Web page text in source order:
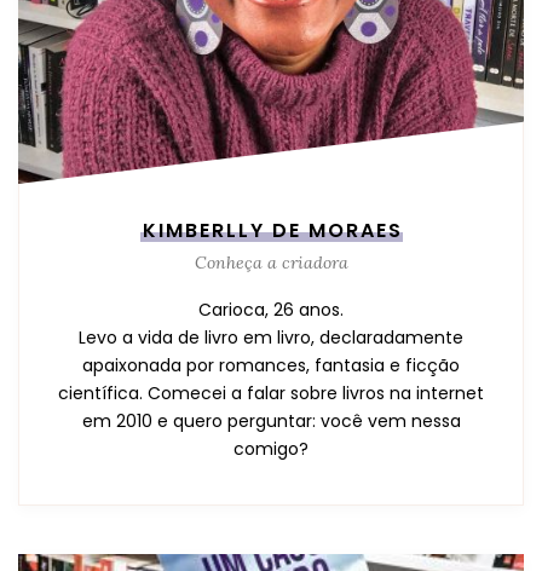
KIMBERLLY DE MORAES
Conheça a criadora
Carioca, 26 anos.
Levo a vida de livro em livro, declaradamente
apaixonada por romances, fantasia e ficção
científica. Comecei a falar sobre livros na internet
em 2010 e quero perguntar: você vem nessa
comigo?